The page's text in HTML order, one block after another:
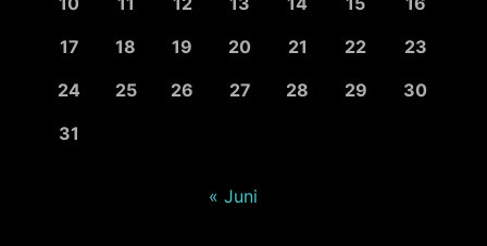
17
18 19 20 21 22
23
24
25 26 27 28 29
30
31
« Juni